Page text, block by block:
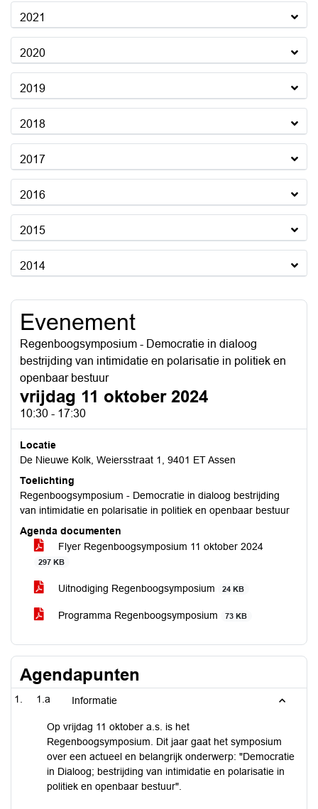
2021
2020
2019
2018
2017
2016
2015
2014
Evenement
Regenboogsymposium - Democratie in dialoog
bestrijding van intimidatie en polarisatie in politiek en
openbaar bestuur
vrijdag 11 oktober 2024
10:30 - 17:30
Locatie
De Nieuwe Kolk, Weiersstraat 1, 9401 ET Assen
Toelichting
Regenboogsymposium - Democratie in dialoog bestrijding
van intimidatie en polarisatie in politiek en openbaar bestuur
Agenda documenten
Flyer Regenboogsymposium 11 oktober 2024
297 KB
Uitnodiging Regenboogsymposium 24 KB
Programma Regenboogsymposium 73 KB
Agendapunten
1.a Informatie
Op vrijdag 11 oktober a.s. is het
Regenboogsymposium. Dit jaar gaat het symposium
over een actueel en belangrijk onderwerp: "Democratie
in Dialoog; bestrijding van intimidatie en polarisatie in
politiek en openbaar bestuur".